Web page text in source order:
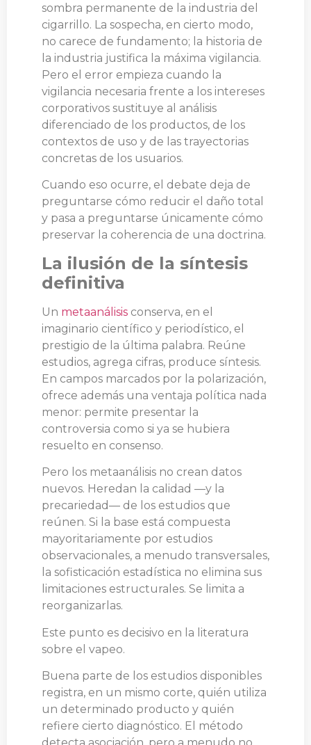
sombra permanente de la industria del
cigarrillo. La sospecha, en cierto modo,
no carece de fundamento; la historia de
la industria justifica la máxima vigilancia.
Pero el error empieza cuando la
vigilancia necesaria frente a los intereses
corporativos sustituye al análisis
diferenciado de los productos, de los
contextos de uso y de las trayectorias
concretas de los usuarios.
Cuando eso ocurre, el debate deja de
preguntarse cómo reducir el daño total
y pasa a preguntarse únicamente cómo
preservar la coherencia de una doctrina.
La ilusión de la síntesis
definitiva
Un metaanálisis conserva, en el
imaginario científico y periodístico, el
prestigio de la última palabra. Reúne
estudios, agrega cifras, produce síntesis.
En campos marcados por la polarización,
ofrece además una ventaja política nada
menor: permite presentar la
controversia como si ya se hubiera
resuelto en consenso.
Pero los metaanálisis no crean datos
nuevos. Heredan la calidad —y la
precariedad— de los estudios que
reúnen. Si la base está compuesta
mayoritariamente por estudios
observacionales, a menudo transversales,
la sofisticación estadística no elimina sus
limitaciones estructurales. Se limita a
reorganizarlas.
Este punto es decisivo en la literatura
sobre el vapeo.
Buena parte de los estudios disponibles
registra, en un mismo corte, quién utiliza
un determinado producto y quién
refiere cierto diagnóstico. El método